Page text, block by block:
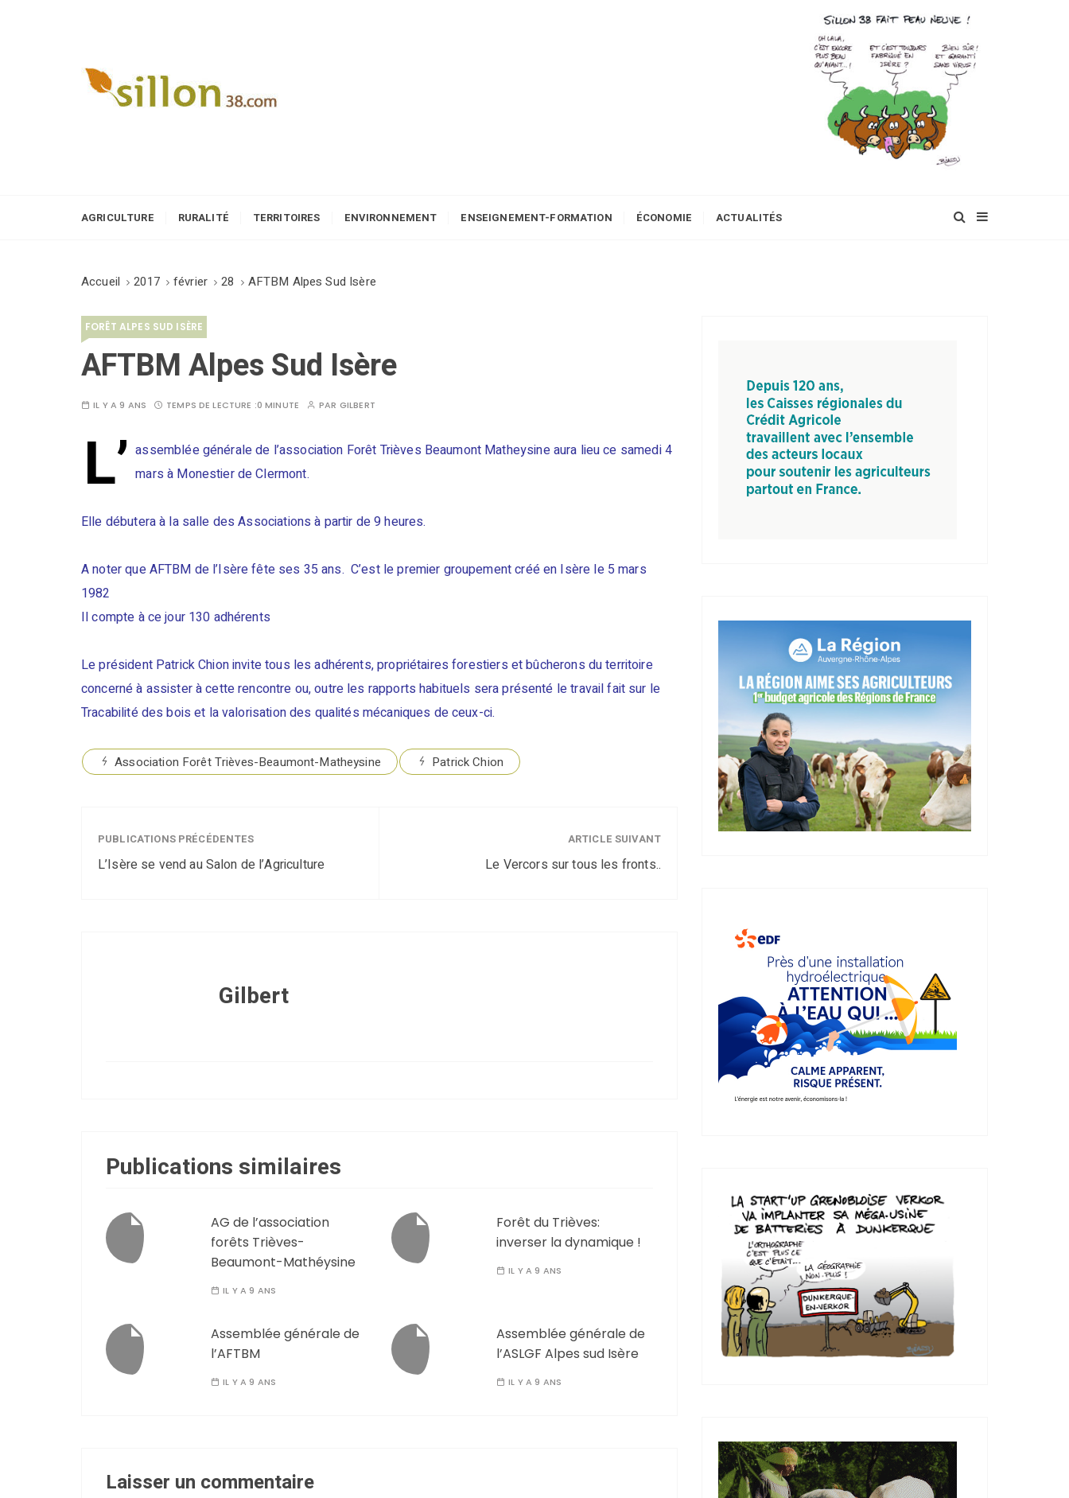
AGRICULTURE RURALITÉ TERRITOIRES ENVIRONNEMENT ENSEIGNEMENT-FORMATION ÉCONOMIE ACTUALITÉS
Accueil 2017 février 28 AFTBM Alpes Sud Isère
FORÊT ALPES SUD ISÈRE
AFTBM Alpes Sud Isère
IL Y A 9 ANS TEMPS DE LECTURE :0 MINUTE PAR GILBERT
L’ assemblée générale de l’association Forêt Trièves Beaumont Matheysine aura lieu ce samedi 4
mars à Monestier de Clermont.
Elle débutera à la salle des Associations à partir de 9 heures.
A noter que AFTBM de l’Isère fête ses 35 ans. C’est le premier groupement créé en Isère le 5 mars
1982
Il compte à ce jour 130 adhérents
Le président Patrick Chion invite tous les adhérents, propriétaires forestiers et bûcherons du territoire
concerné à assister à cette rencontre ou, outre les rapports habituels sera présenté le travail fait sur le
Tracabilité des bois et la valorisation des qualités mécaniques de ceux-ci.
Association Forêt Trièves-Beaumont-Matheysine Patrick Chion
PUBLICATIONS PRÉCÉDENTES
L’Isère se vend au Salon de l’Agriculture
ARTICLE SUIVANT
Le Vercors sur tous les fronts..
Gilbert
Publications similaires
AG de l’association
forêts Trièves-
Beaumont-Mathéysine
IL Y A 9 ANS
Forêt du Trièves:
inverser la dynamique !
IL Y A 9 ANS
Assemblée générale de
l’AFTBM
IL Y A 9 ANS
Assemblée générale de
l’ASLGF Alpes sud Isère
IL Y A 9 ANS
Laisser un commentaire